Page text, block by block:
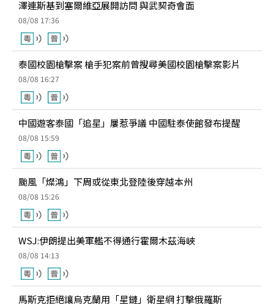
澤連斯基到塞爾維亞展開訪問 與武契奇會面
08/08 17:36
泰國校園槍擊案 槍手犯案前曾搜尋美國校園槍擊案影片
08/08 16:27
中國遊客泰國「追星」屢惹爭議 中國駐泰使館發布提醒
08/08 15:59
颱風「燦鴻」下周或從東北登陸後穿越本州
08/08 15:26
WSJ:伊朗提出美軍艦不得通行霍爾木茲海峽
08/08 14:13
馬斯克拒絕讓烏克蘭用「星鏈」衛星網 打擊俄羅斯